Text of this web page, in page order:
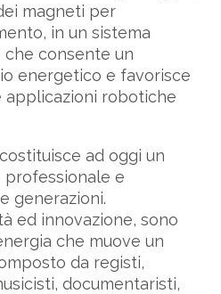
magneti per
in un sistema
consente un
energetico e favorisce
applicazioni robotiche
costituisce ad oggi un
e
generazioni.
ed innovazione, sono
che muove un
da registi,
documentaristi,